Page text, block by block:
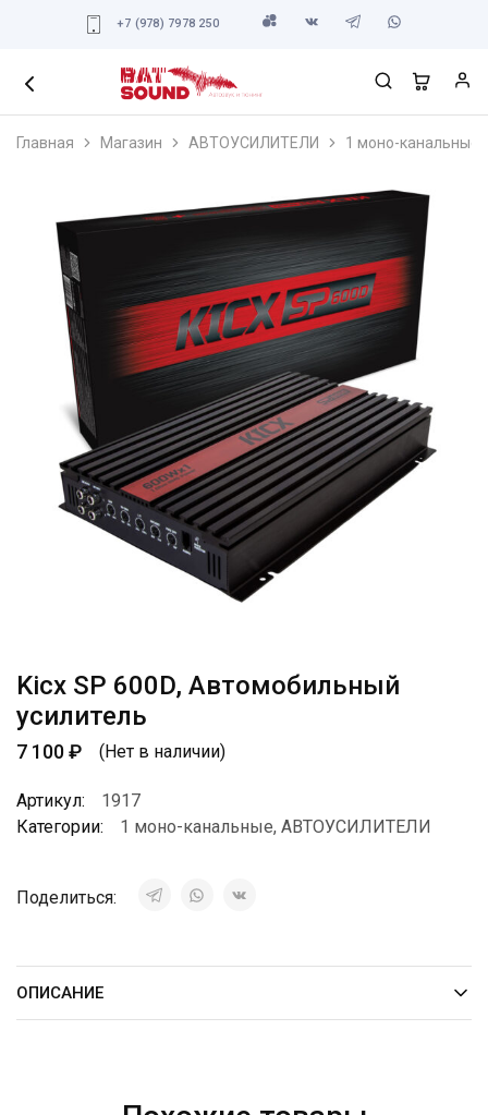
+7 (978) 7978 250
Главная Магазин АВТОУСИЛИТЕЛИ 1 моно-канальные
Kicx SP 600D, Автомобильный
усилитель
7 100₽ (Нет в наличии)
Артикул:
1917
Категории:
1 моно-канальные, АВТОУСИЛИТЕЛИ
Поделиться:
ОПИСАНИЕ